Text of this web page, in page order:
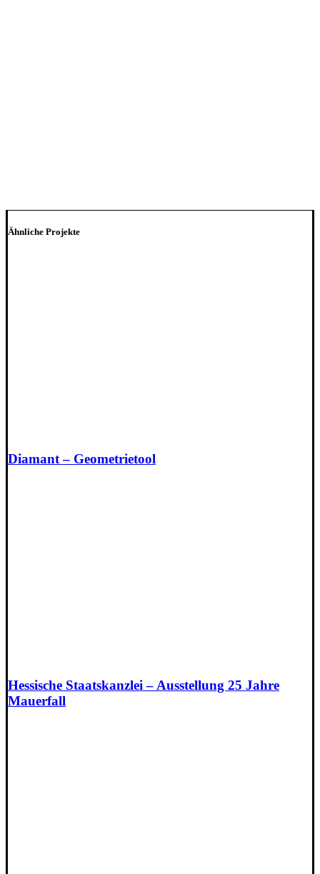
Ähnliche Projekte
Diamant – Geometrietool
Hessische Staatskanzlei – Ausstellung 25 Jahre
Mauerfall